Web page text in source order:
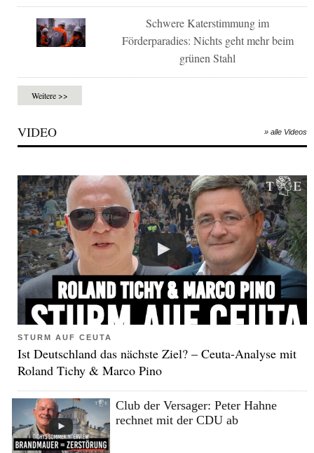
Schwere Katerstimmung im
Förderparadies: Nichts geht mehr beim
grünen Stahl
Weitere >>
VIDEO » alle Videos
STURM AUF CEUTA
Ist Deutschland das nächste Ziel? – Ceuta-Analyse mit
Roland Tichy & Marco Pino
Club der Versager: Peter Hahne
rechnet mit der CDU ab